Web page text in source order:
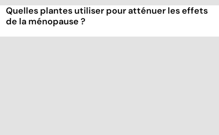
Quelles plantes utiliser pour atténuer les effets
de la ménopause ?